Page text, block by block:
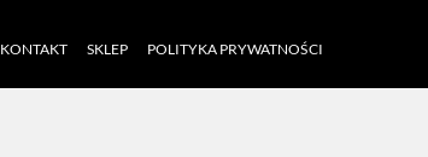
KONTAKT SKLEP POLITYKA PRYWATNOŚCI